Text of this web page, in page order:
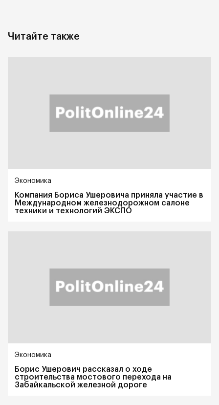
Читайте также
Экономика
Компания Бориса Ушеровича приняла участие в
Международном железнодорожном салоне
техники и технологий ЭКСПО
Экономика
Борис Ушерович рассказал о ходе
строительства мостового перехода на
Забайкальской железной дороге